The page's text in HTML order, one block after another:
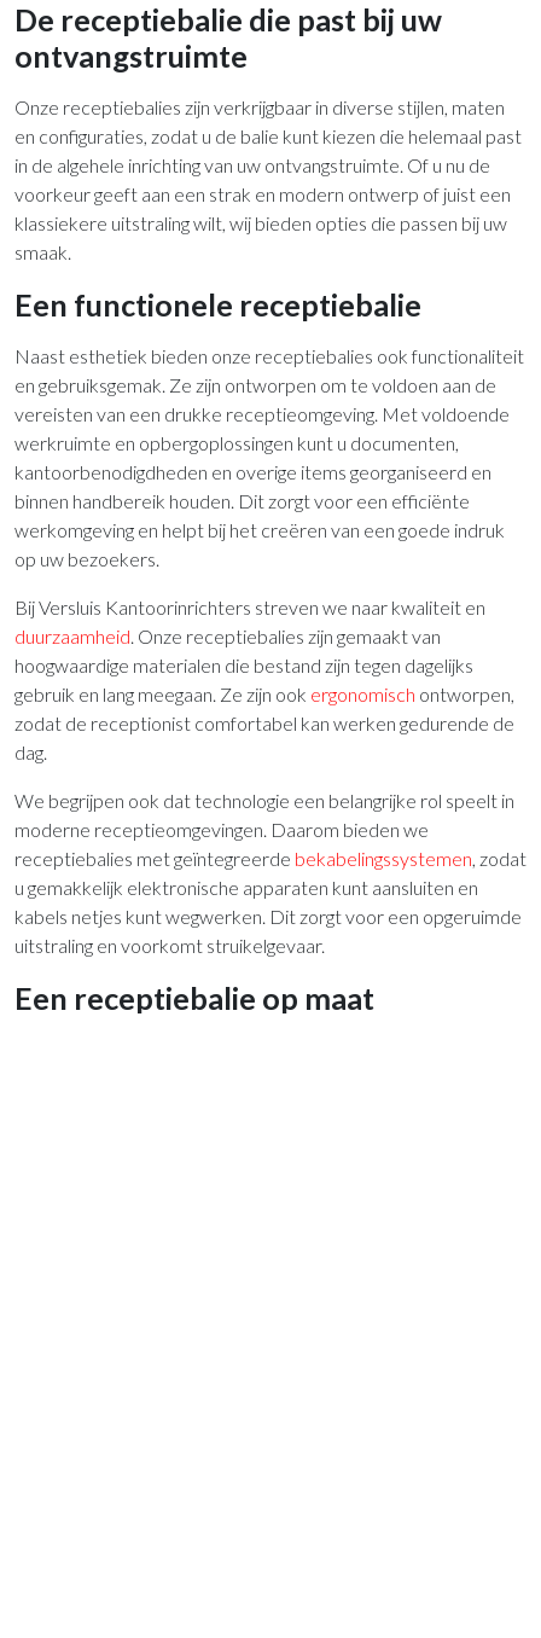
De receptiebalie die past bij uw
ontvangstruimte
Onze receptiebalies zijn verkrijgbaar in diverse stijlen, maten
en configuraties, zodat u de balie kunt kiezen die helemaal past
in de algehele inrichting van uw ontvangstruimte. Of u nu de
voorkeur geeft aan een strak en modern ontwerp of juist een
klassiekere uitstraling wilt, wij bieden opties die passen bij uw
smaak.
Een functionele receptiebalie
Naast esthetiek bieden onze receptiebalies ook functionaliteit
en gebruiksgemak. Ze zijn ontworpen om te voldoen aan de
vereisten van een drukke receptieomgeving. Met voldoende
werkruimte en opbergoplossingen kunt u documenten,
kantoorbenodigdheden en overige items georganiseerd en
binnen handbereik houden. Dit zorgt voor een efficiënte
werkomgeving en helpt bij het creëren van een goede indruk
op uw bezoekers.
Bij Versluis Kantoorinrichters streven we naar kwaliteit en
duurzaamheid. Onze receptiebalies zijn gemaakt van
hoogwaardige materialen die bestand zijn tegen dagelijks
gebruik en lang meegaan. Ze zijn ook ergonomisch ontworpen,
zodat de receptionist comfortabel kan werken gedurende de
dag.
We begrijpen ook dat technologie een belangrijke rol speelt in
moderne receptieomgevingen. Daarom bieden we
receptiebalies met geïntegreerde bekabelingssystemen, zodat
u gemakkelijk elektronische apparaten kunt aansluiten en
kabels netjes kunt wegwerken. Dit zorgt voor een opgeruimde
uitstraling en voorkomt struikelgevaar.
Een receptiebalie op maat